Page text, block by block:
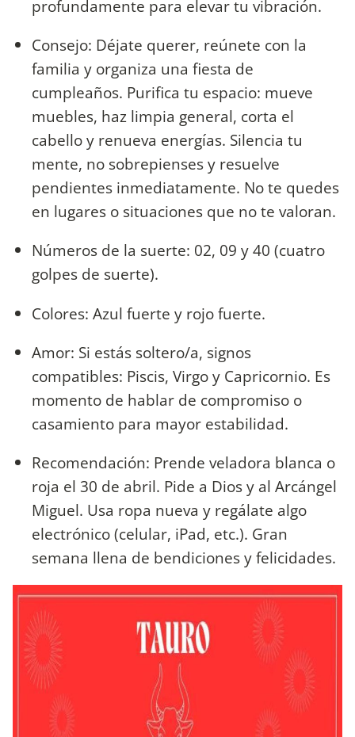
profundamente para elevar tu vibración.
Consejo: Déjate querer, reúnete con la
familia y organiza una fiesta de
cumpleaños. Purifica tu espacio: mueve
muebles, haz limpia general, corta el
cabello y renueva energías. Silencia tu
mente, no sobrepienses y resuelve
pendientes inmediatamente. No te quedes
en lugares o situaciones que no te valoran.
Números de la suerte: 02, 09 y 40 (cuatro
golpes de suerte).
Colores: Azul fuerte y rojo fuerte.
Amor: Si estás soltero/a, signos
compatibles: Piscis, Virgo y Capricornio. Es
momento de hablar de compromiso o
casamiento para mayor estabilidad.
Recomendación: Prende veladora blanca o
roja el 30 de abril. Pide a Dios y al Arcángel
Miguel. Usa ropa nueva y regálate algo
electrónico (celular, iPad, etc.). Gran
semana llena de bendiciones y felicidades.